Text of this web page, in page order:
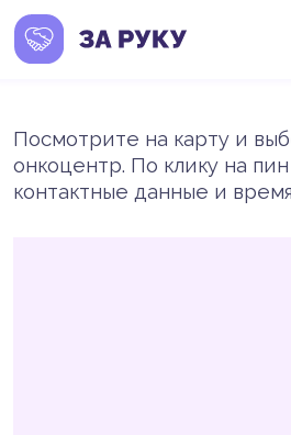
Посмотрите на карту и
онкоцентр. По клику на
контактные данные и